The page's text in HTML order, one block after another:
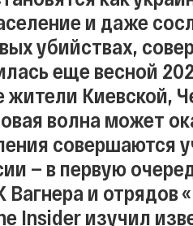
и даже
убийствах,
еще весной
Киевской,
волна может
совершаются
— в первую
и отрядов
Insider изучил